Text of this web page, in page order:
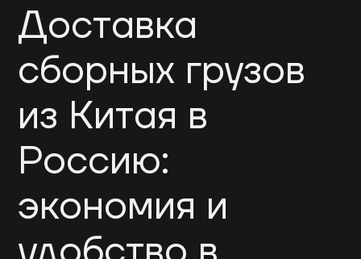
Доставка
сборных грузов
из Китая в
Россию:
экономия и